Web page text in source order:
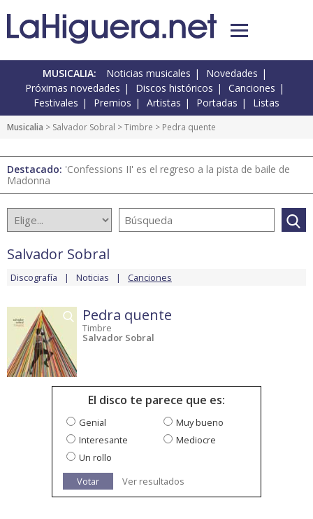
MUSICALIA: Noticias musicales
Novedades
Próximas novedades
Discos históricos
Canciones
Festivales
Premios Artistas Portadas Listas
Musicalia > Salvador Sobral >Timbre > Pedra quente
Destacado: 'Confessions II' es el regreso a la pista de baile de
Madonna
Salvador Sobral
Discografía Noticias Canciones
Pedra quente
Timbre
Salvador Sobral
El disco te parece que es:
Genial
Muy bueno
Interesante
Mediocre
Un rollo
Votar
Ver resultados